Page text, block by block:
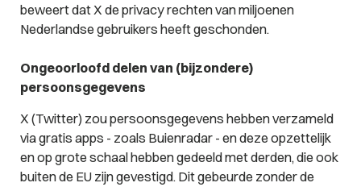
beweert dat X de privacy rechten van miljoenen
Nederlandse gebruikers heeft geschonden.
Ongeoorloofd delen van (bijzondere)
persoonsgegevens
X (Twitter) zou persoonsgegevens hebben verzameld
via gratis apps - zoals Buienradar - en deze opzettelijk
en op grote schaal hebben gedeeld met derden, die ook
buiten de EU zijn gevestigd. Dit gebeurde zonder de